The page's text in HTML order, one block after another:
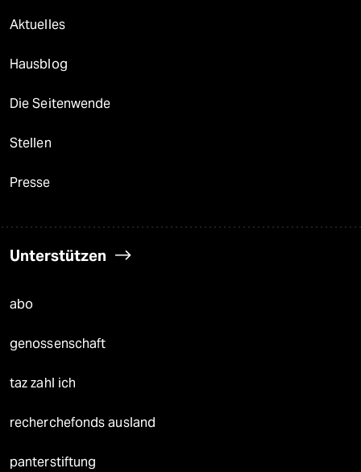
Aktuelles
Hausblog
Die Seitenwende
Stellen
Presse
Unterstützen
abo
genossenschaft
taz zahl ich
recherchefonds ausland
panterstiftung